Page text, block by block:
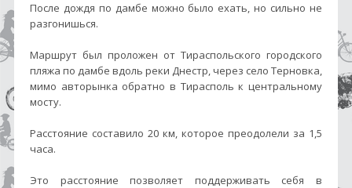
После дождя по дамбе можно было ехать, но сильно не
разгонишься.
Маршрут был проложен от Тираспольского городского
пляжа по дамбе вдоль реки Днестр, через село Терновка,
мимо авторынка обратно в Тирасполь к центральному
мосту.
Расстояние составило 20 км, которое преодолели за 1,5
часа.
Это расстояние позволяет поддерживать себя в